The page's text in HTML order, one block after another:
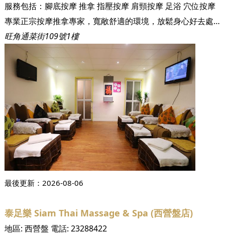
服務包括： 腳底按摩推拿指壓按摩 肩頸按摩 足浴 穴位按摩
專業正宗按摩推拿專家，寬敞舒適的環境，放鬆身心好去處。
旺角通菜街109號1樓
最後更新： 2026-08-06
泰足樂 Siam Thai Massage & Spa (西營盤店)
地區: 西營盤 電話: 23288422